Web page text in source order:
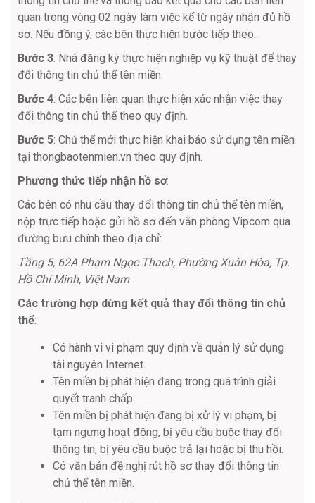
quan trong vòng 02 ngày làm việc kể từ ngày nhận đủ hồ
sơ. Nếu đồng ý, các bên thực hiện bước tiếp theo.
Bước 3: Nhà đăng ký thực hiện nghiệp vụ kỹ thuật để thay
đổi thông tin chủ thể tên miền.
Bước 4: Các bên liên quan thực hiện xác nhận việc thay
đổi thông tin chủ thể theo quy định.
Bước 5: Chủ thể mới thực hiện khai báo sử dụng tên miền
tại thongbaotenmien.vn theo quy định.
Phương thức tiếp nhận hồ sơ:
Các bên có nhu cầu thay đổi thông tin chủ thể tên miền,
nộp trực tiếp hoặc gửi hồ sơ đến văn phòng Vipcom qua
đường bưu chính theo địa chỉ:
Tầng 5, 62A Phạm Ngọc Thạch, Phường Xuân Hòa, Tp.
Hồ Chí Minh, Việt Nam
Các trường hợp dừng kết quả thay đổi thông tin chủ
thể:
Có hành vi vi phạm quy định về quản lý sử dụng
tài nguyên Internet.
Tên miền bị phát hiện đang trong quá trình giải
quyết tranh chấp.
Tên miền bị phát hiện đang bị xử lý vi phạm, bị
tạm ngưng hoạt động, bị yêu cầu buộc thay đổi
thông tin, bị yêu cầu buộc trả lại hoặc bị thu hồi.
Có văn bản đề nghị rút hồ sơ thay đổi thông tin
chủ thể tên miền.